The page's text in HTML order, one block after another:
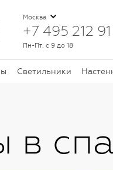
Москва
+7 495 212
Пн-Пт: с 9 до 18
Светильники
в